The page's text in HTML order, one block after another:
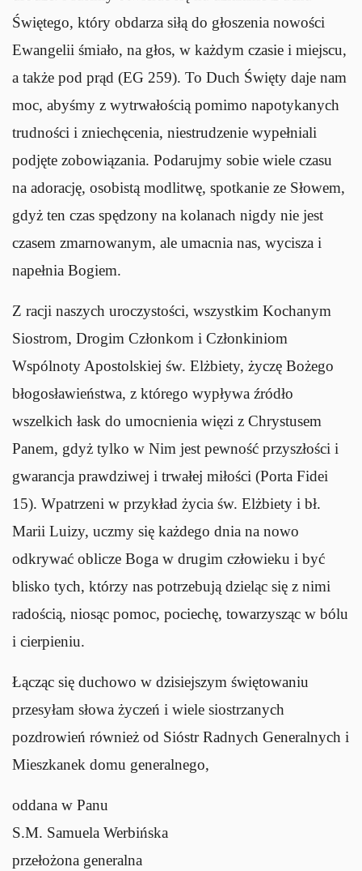
Świętego, który obdarza siłą do głoszenia nowości
Ewangelii śmiało, na głos, w każdym czasie i miejscu,
a także pod prąd (EG 259). To Duch Święty daje nam
moc, abyśmy z wytrwałością pomimo napotykanych
trudności i zniechęcenia, niestrudzenie wypełniali
podjęte zobowiązania. Podarujmy sobie wiele czasu
na adorację, osobistą modlitwę, spotkanie ze Słowem,
gdyż ten czas spędzony na kolanach nigdy nie jest
czasem zmarnowanym, ale umacnia nas, wycisza i
napełnia Bogiem.
Z racji naszych uroczystości, wszystkim Kochanym
Siostrom, Drogim Członkom i Członkiniom
Wspólnoty Apostolskiej św. Elżbiety, życzę Bożego
błogosławieństwa, z którego wypływa źródło
wszelkich łask do umocnienia więzi z Chrystusem
Panem, gdyż tylko w Nim jest pewność przyszłości i
gwarancja prawdziwej i trwałej miłości (Porta Fidei
15). Wpatrzeni w przykład życia św. Elżbiety i bł.
Marii Luizy, uczmy się każdego dnia na nowo
odkrywać oblicze Boga w drugim człowieku i być
blisko tych, którzy nas potrzebują dzieląc się z nimi
radością, niosąc pomoc, pociechę, towarzysząc w bólu
i cierpieniu.
Łącząc się duchowo w dzisiejszym świętowaniu
przesyłam słowa życzeń i wiele siostrzanych
pozdrowień również od Sióstr Radnych Generalnych i
Mieszkanek domu generalnego,
oddana w Panu
S.M. Samuela Werbińska
przełożona generalna